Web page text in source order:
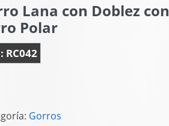
Lana con Doblez con
Polar
RC042
Gorros